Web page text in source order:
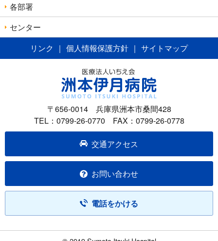
各部署
センター
リンク
｜ 個人情報保護方針 ｜ サイトマップ
〒656-0014 兵庫県洲本市桑間428
TEL：0799-26-0770 FAX：0799-26-0778
交通アクセス
お問い合わせ
電話をかける